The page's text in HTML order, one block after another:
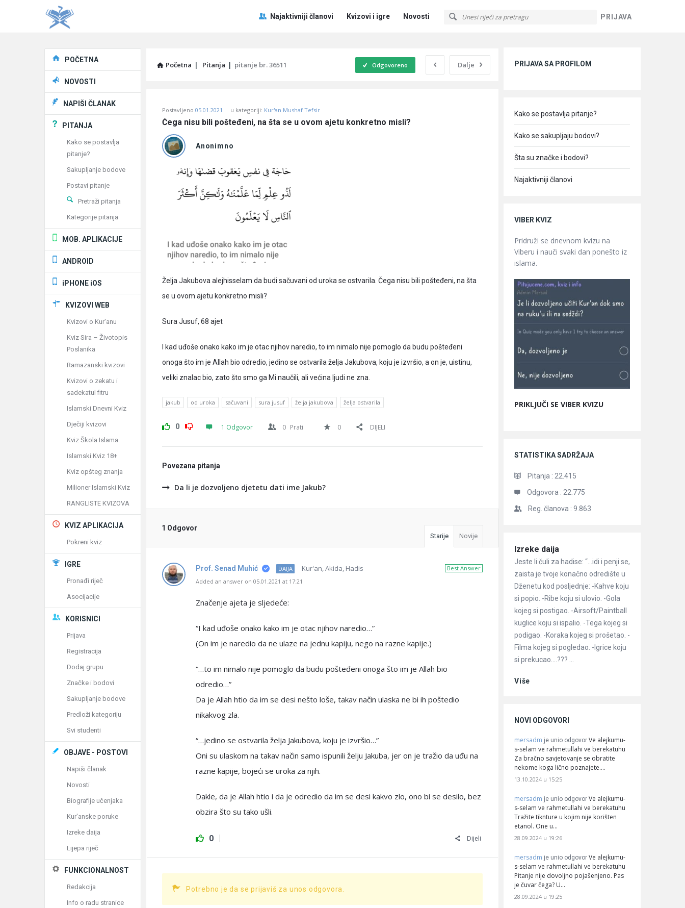
PRIJAVA
Pitaj
Učene
Navigacija
Najaktivniji članovi Kvizovi i igre Novosti
Početna | Pitanja | pitanje br. 36511 Dalje
Odgovoreno
Učene
Latest
Pitanja
Postavljeno 05.01.2021 u kategoriji: Kur'an Mushaf Tefsir
Čega nisu bili pošteđeni, na šta se u ovom ajetu konkretno misli?
Anonimno
Želja Jakubova alejhisselam da budi sačuvani od uroka se ostvarila. Čega nisu bili pošteđeni, na šta
se u ovom ajetu konkretno misli?
Sura Jusuf, 68 ajet
I kad uđoše onako kako im je otac njihov naredio, to im nimalo nije pomoglo da budu pošteđeni
onoga što im je Allah bio odredio, jedino se ostvarila želja Jakubova, koju je izvršio, a on je, uistinu,
veliki znalac bio, zato što smo ga Mi naučili, ali većina ljudi ne zna.
jakub od uroka sačuvani sura jusuf želja jakubova želja ostvarila
0 1 Odgovor 0 Prati 0 DIJELI
Povezana pitanja
Da li je dozvoljeno djetetu dati ime Jakub?
1 Odgovor
Starije Novije
Best Answer
Prof. Senad Muhić DAIJA Kur'an, Akida, Hadis
Added an answer on 05.01.2021 at 17:21
Značenje ajeta je sljedeće:
“I kad uđoše onako kako im je otac njihov naredio…”
(On im je naredio da ne ulaze na jednu kapiju, nego na razne kapije.)
“…to im nimalo nije pomoglo da budu pošteđeni onoga što im je Allah bio
odredio…”
Da je Allah htio da im se desi nešto loše, takav način ulaska ne bi ih poštedio
nikakvog zla.
“…jedino se ostvarila želja Jakubova, koju je izvršio…”
Oni su ulaskom na takav način samo ispunili želju Jakuba, jer on je tražio da uđu na
razne kapije, bojeći se uroka za njih.
Dakle, da je Allah htio i da je odredio da im se desi kakvo zlo, ono bi se desilo, bez
obzira što su tako ušli.
0 Dijeli
Potrebno je da se prijaviš za unos odgovora.
PRIJAVA SA PROFILOM
Kako se postavlja pitanje?
Kako se sakupljaju bodovi?
Šta su značke i bodovi?
Najaktivniji članovi
VIBER KVIZ
Pridruži se dnevnom kvizu na
Viberu i nauči svaki dan ponešto iz
islama.
PRIKLJUČI SE VIBER KVIZU
STATISTIKA SADRŽAJA
Pitanja : 22.415
Odgovora : 22.775
Reg. članova : 9.863
Članci
Izreke daija
Jeste li čuli za hadise: “…idi i penji se,
zaista je tvoje konačno odredište u
Dženetu kod posljednje: -Kahve koju
si popio. -Ribe koju si ulovio. -Gola
kojeg si postigao. -Airsoft/Paintball
kuglice koju si ispalio. -Tega kojeg si
podigao. -Koraka kojeg si prošetao. -
Filma kojeg si pogledao. -Igrice koju
si prekucao….??? ...
Više
NOVI ODGOVORI
mersadm je unio odgovor Ve alejkumu-
s-selam ve rahmetullahi ve berekatuhu
Za bračno savjetovanje se obratite
nekome koga lično poznajete.…
13.10.2024 u 15:25
mersadm je unio odgovor Ve alejkumu-
s-selam ve rahmetullahi ve berekatuhu
Tražite tiknture u kojim nije korišten
etanol. One u…
28.09.2024 u 19:26
mersadm je unio odgovor Ve alejkumu-
s-selam ve rahmetullahi ve berekatuhu
Pitanje nije dovoljno pojašenjeno. Pas
je čuvar čega? U…
28.09.2024 u 19:25
Explore
POČETNA
NOVOSTI
NAPIŠI ČLANAK
PITANJA
Kako se postavlja
pitanje?
Sakupljanje bodove
Postavi pitanje
Pretraži pitanja
Kategorije pitanja
MOB. APLIKACIJE
ANDROID
iPHONE iOS
KVIZOVI WEB
Kvizovi o Kur'anu
Kviz Sira – Životopis
Poslanika
Ramazanski kvizovi
Kvizovi o zekatu i
sadekatul fitru
Islamski Dnevni Kviz
Dječiji kvizovi
Kviz Škola Islama
Islamski Kviz 18+
Kviz opšteg znanja
Milioner Islamski Kviz
RANGLISTE KVIZOVA
KVIZ APLIKACIJA
Pokreni kviz
IGRE
Pronađi riječ
Asocijacije
KORISNICI
Prijava
Registracija
Dodaj grupu
Značke i bodovi
Sakupljanje bodove
Predloži kategoriju
Svi studenti
OBJAVE - POSTOVI
Napiši članak
Novosti
Biografije učenjaka
Kur'anske poruke
Izreke daija
Lijepa riječ
FUNKCIONALNOST
Redakcija
Info o radu stranice